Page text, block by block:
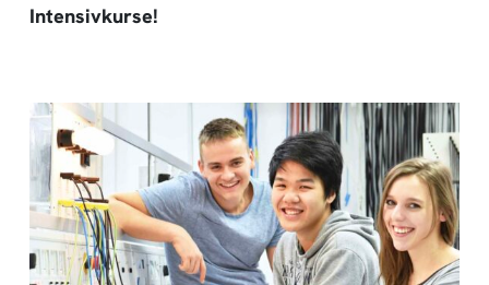
Intensivkurse!